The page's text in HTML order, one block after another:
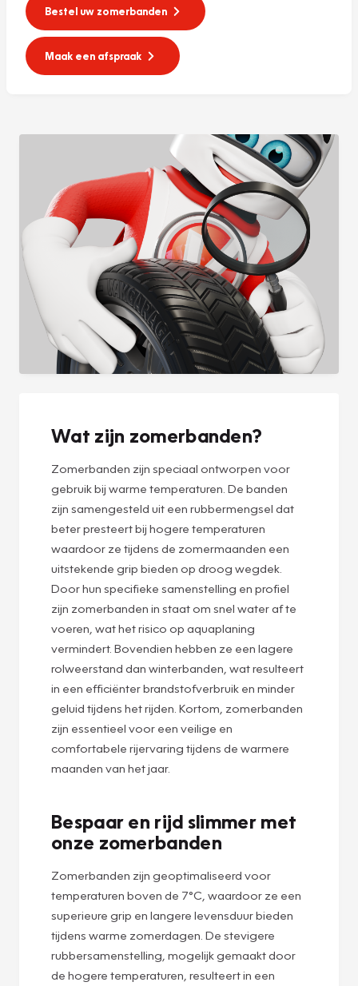
Bestel uw zomerbanden
Maak een afspraak
Wat zijn zomerbanden?
Zomerbanden zijn speciaal ontworpen voor
gebruik bij warme temperaturen. De banden
zijn samengesteld uit een rubbermengsel dat
beter presteert bij hogere temperaturen
waardoor ze tijdens de zomermaanden een
uitstekende grip bieden op droog wegdek.
Door hun specifieke samenstelling en profiel
zijn zomerbanden in staat om snel water af te
voeren, wat het risico op aquaplaning
vermindert. Bovendien hebben ze een lagere
rolweerstand dan winterbanden, wat resulteert
in een efficiënter brandstofverbruik en minder
geluid tijdens het rijden. Kortom, zomerbanden
zijn essentieel voor een veilige en
comfortabele rijervaring tijdens de warmere
maanden van het jaar.
Bespaar en rijd slimmer met
onze zomerbanden
Zomerbanden zijn geoptimaliseerd voor
temperaturen boven de 7°C, waardoor ze een
superieure grip en langere levensduur bieden
tijdens warme zomerdagen. De stevigere
rubbersamenstelling, mogelijk gemaakt door
de hogere temperaturen, resulteert in een